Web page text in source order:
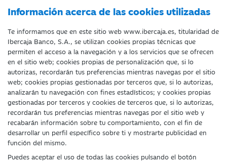
Información acerca de las cookies utilizadas
Te informamos que en este sitio web www.ibercaja.es, titularidad de
Ibercaja Banco, S.A., se utilizan cookies propias técnicas que
permiten el acceso a la navegación y a los servicios que se ofrecen
en el sitio web; cookies propias de personalización que, si lo
autorizas, recordarán tus preferencias mientras navegas por el sitio
web; cookies propias gestionadas por terceros que, si lo autorizas,
analizarán tu navegación con fines estadísticos; y cookies propias
gestionadas por terceros y cookies de terceros que, si lo autorizas,
recordarán tus preferencias mientras navegas por el sitio web y
recabarán información sobre tu comportamiento, con el fin de
desarrollar un perfil específico sobre ti y mostrarte publicidad en
función del mismo.
Puedes aceptar el uso de todas las cookies pulsando el botón
Fecha de Edición: 06/08/2026
©Ibercaja Banco, S.A. - IBERCAJA - NIF. A-
99319030 R.M. de Zaragoza (T.3865. F.1.
H.Z.-52186, Inscripc.1º).
Entidad de Crédito inscrita en el Registro
Especial del Banco de España con el código